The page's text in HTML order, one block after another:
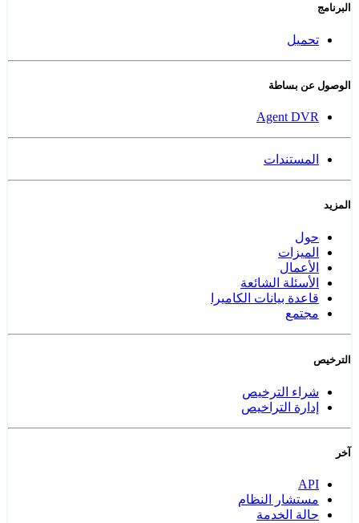
البرنامج
تحميل
الوصول عن بساطة
Agent DVR
المستندات
المزيد
حول
الميزات
الأعمال
الأسئلة الشائعة
قاعدة بيانات الكاميرا
مجتمع
الترخيص
شراء الترخيص
إدارة التراخيص
آخر
API
مستشار النظام
حالة الخدمة